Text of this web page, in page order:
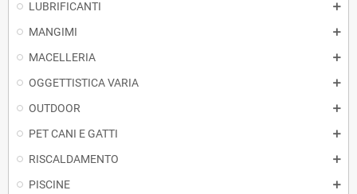
LUBRIFICANTI
MANGIMI
MACELLERIA
OGGETTISTICA VARIA
OUTDOOR
PET CANI E GATTI
RISCALDAMENTO
PISCINE